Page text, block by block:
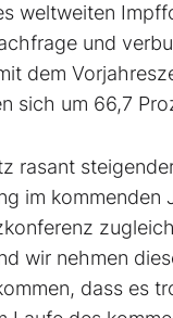
weltweiten
und
dem
sich um 66,7
rasant
im kommenden
wir nehmen
dass es